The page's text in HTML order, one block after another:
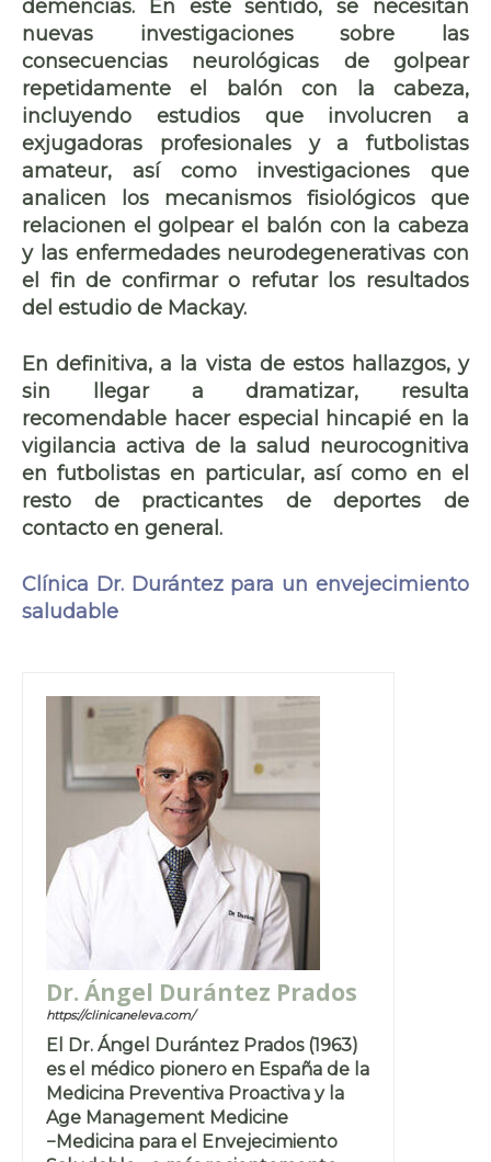
demencias. En este sentido, se necesitan
nuevas investigaciones sobre las
consecuencias neurológicas de golpear
repetidamente el balón con la cabeza,
incluyendo estudios que involucren a
exjugadoras profesionales y a futbolistas
amateur, así como investigaciones que
analicen los mecanismos fisiológicos que
relacionen el golpear el balón con la cabeza
y las enfermedades neurodegenerativas con
el fin de confirmar o refutar los resultados
del estudio de Mackay.
En definitiva, a la vista de estos hallazgos, y
sin llegar a dramatizar, resulta
recomendable hacer especial hincapié en la
vigilancia activa de la salud neurocognitiva
en futbolistas en particular, así como en el
resto de practicantes de deportes de
contacto en general.
Clínica Dr. Durántez para un envejecimiento
saludable
Dr. Ángel Durántez Prados
https://clinicaneleva.com/
El Dr. Ángel Durántez Prados (1963)
es el médico pionero en España de la
Medicina Preventiva Proactiva y la
Age Management Medicine
−Medicina para el Envejecimiento